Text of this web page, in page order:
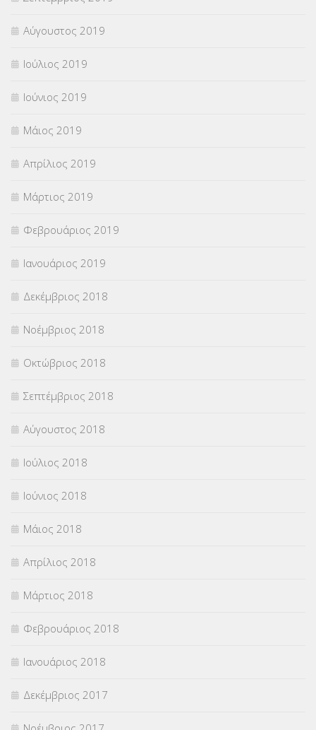
Αύγουστος 2019
Ιούλιος 2019
Ιούνιος 2019
Μάιος 2019
Απρίλιος 2019
Μάρτιος 2019
Φεβρουάριος 2019
Ιανουάριος 2019
Δεκέμβριος 2018
Νοέμβριος 2018
Οκτώβριος 2018
Σεπτέμβριος 2018
Αύγουστος 2018
Ιούλιος 2018
Ιούνιος 2018
Μάιος 2018
Απρίλιος 2018
Μάρτιος 2018
Φεβρουάριος 2018
Ιανουάριος 2018
Δεκέμβριος 2017